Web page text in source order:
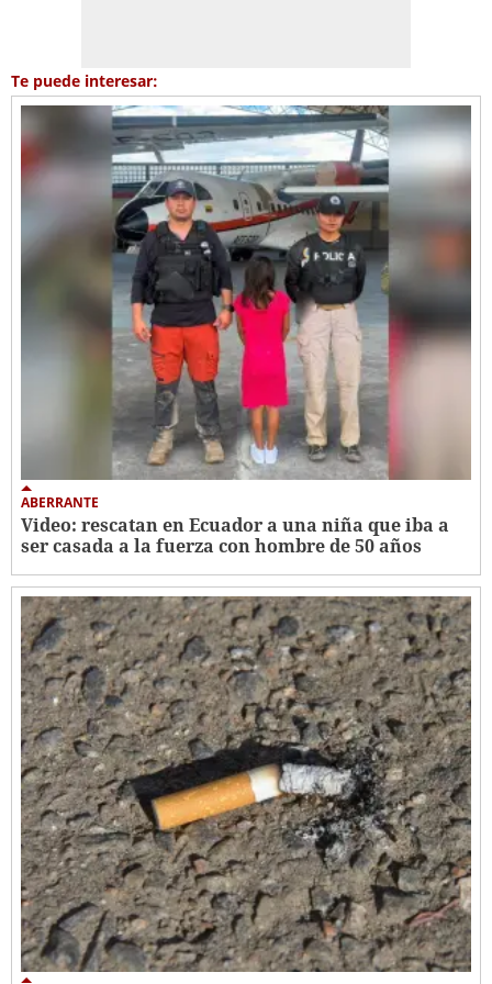
Te puede interesar:
ABERRANTE
Video: rescatan en Ecuador a una niña que iba a
ser casada a la fuerza con hombre de 50 años